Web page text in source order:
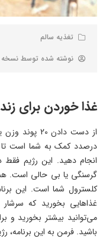
تغذیه سالم
نوشته شده توسط نسخه
غذا خوردن برای
از دست
درصدد کمک به شما است تا
انجام دهید. این رژیم
گرسنگی یا بی‌ حالی است.
غذاهایی بخورید که سرشار
می‌توانید بیشتر بخورید
باشید. فرمن به این برنامه،